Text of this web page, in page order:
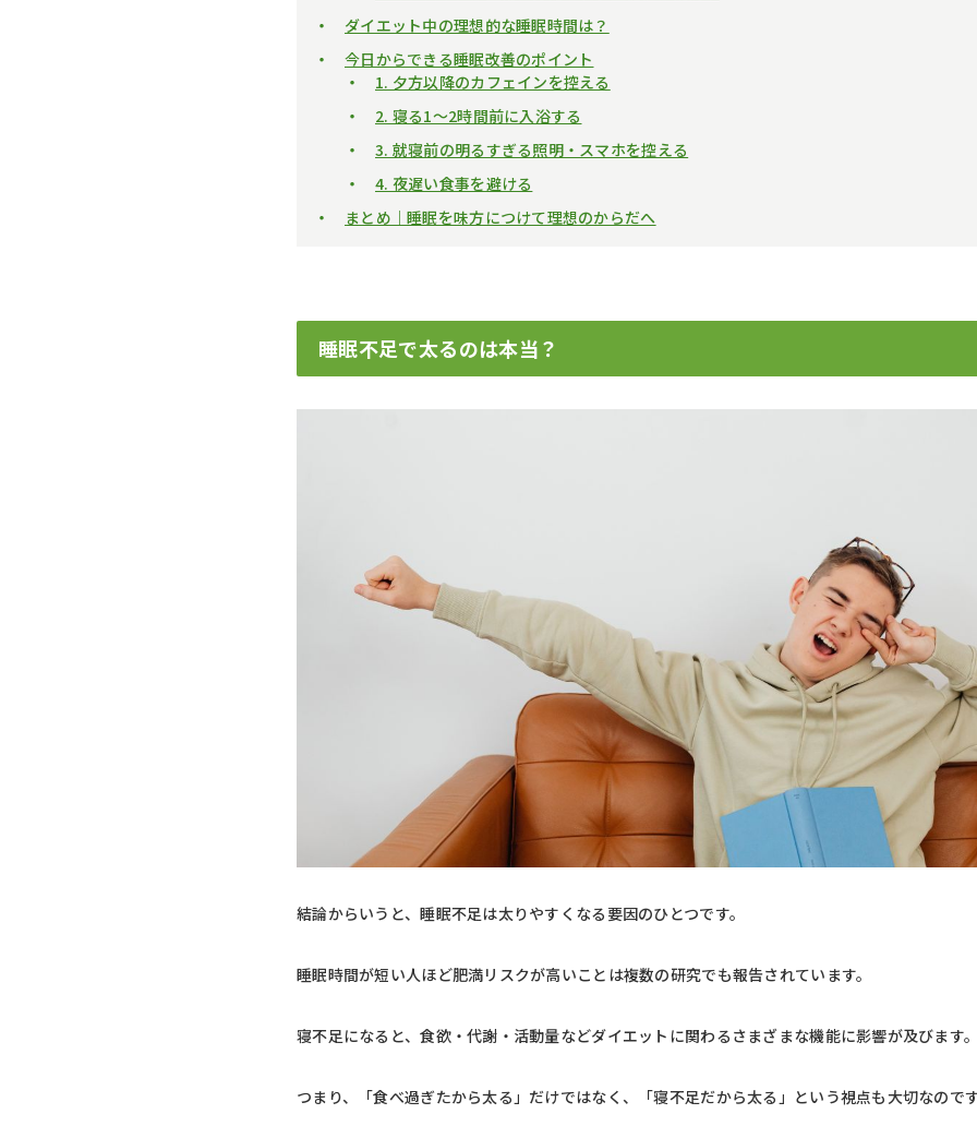
ダイエット中の理想的な睡眠時間は？
今日からできる睡眠改善のポイント
1. 夕方以降のカフェインを控える
2. 寝る1〜2時間前に入浴する
3. 就寝前の明るすぎる照明・スマホを控える
4. 夜遅い食事を避ける
まとめ｜睡眠を味方につけて理想のからだへ
睡眠不足で太るのは本当？
結論からいうと、睡眠不足は太りやすくなる要因のひとつです。
睡眠時間が短い人ほど肥満リスクが高いことは複数の研究でも報告されています。
寝不足になると、食欲・代謝・活動量などダイエットに関わるさまざまな機能に影響が及びます
つまり、「食べ過ぎたから太る」だけではなく、「寝不足だから太る」という視点も大切なので